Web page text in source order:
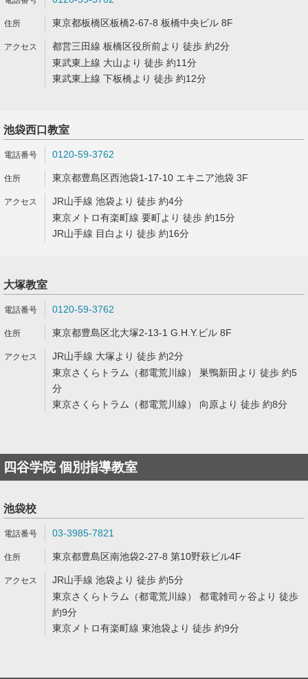
東京都板橋区板橋2-67-8 板橋中央ビル 8F
都営三田線 板橋区役所前より 徒歩 約2分
東武東上線 大山より 徒歩 約11分
東武東上線 下板橋より 徒歩 約12分
池袋西口教室
0120-59-3762
東京都豊島区西池袋1-17-10 エキニア池袋 3F
JR山手線 池袋より 徒歩 約4分
東京メトロ有楽町線 要町より 徒歩 約15分
JR山手線 目白より 徒歩 約16分
大塚教室
0120-59-3762
東京都豊島区北大塚2-13-1 G.H.Y.ビル 8F
JR山手線 大塚より 徒歩 約2分
東京さくらトラム（都電荒川線） 巣鴨新田より 徒歩 約5
分
東京さくらトラム（都電荒川線） 向原より 徒歩 約8分
四谷学院 個別指導教室
池袋校
03-3985-7821
東京都豊島区南池袋2-27-8 第10野萩ビル4F
JR山手線 池袋より 徒歩 約5分
東京さくらトラム（都電荒川線） 都電雑司ヶ谷より 徒歩
約9分
東京メトロ有楽町線 東池袋より 徒歩 約9分